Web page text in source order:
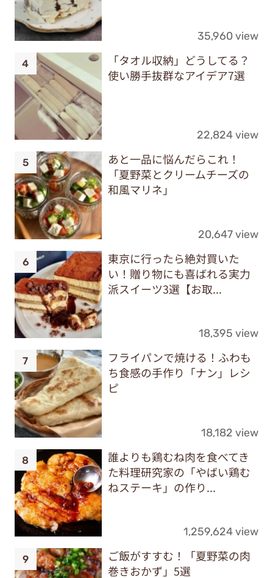
35,960 view
「タオル収納」どうしてる？
使い勝手抜群なアイデア7選
22,824 view
あと一品に悩んだらこれ！
「夏野菜とクリームチーズの
和風マリネ」
20,647 view
東京に行ったら絶対買いた
い！贈り物にも喜ばれる実力
派スイーツ3選【お取...
18,395 view
フライパンで焼ける！ふわも
ち食感の手作り「ナン」レシ
ピ
18,182 view
誰よりも鶏むね肉を食べてき
た料理研究家の「やばい鶏む
ねステーキ」の作り...
1,259,624 view
ご飯がすすむ！「夏野菜の肉
巻きおかず」5選